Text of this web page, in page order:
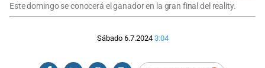
Este domingo se conocerá el ganador en la gran final del reality.
Sábado 6.7.2024 3:04